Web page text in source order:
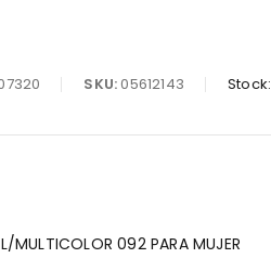
SKU:05612143 Stock:
MULTICOLOR 092 PARA MUJER